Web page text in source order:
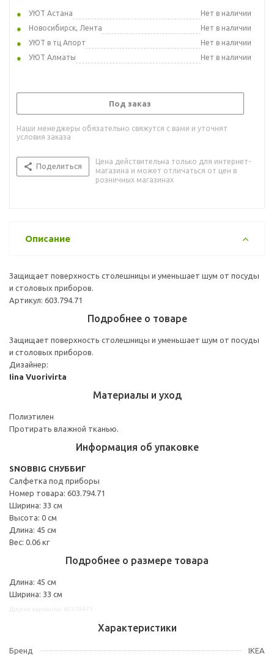
УЮТ Астана
Нет в наличии
Новосибирск, Лента
Нет в наличии
УЮТ в тц Апорт
Нет в наличии
УЮТ Алматы
Нет в наличии
Под заказ
Наши менеджеры обязательно свяжутся с вами и уточнят
условия заказа
Поделиться
Цена действительна только для интернет-
магазина и может отличаться от цен в
розничных магазинах
Описание
Защищает поверхность столешницы и уменьшает шум от посуды
и столовых приборов.
Артикул: 603.794.71
Подробнее о товаре
Защищает поверхность столешницы и уменьшает шум от посуды
и столовых приборов.
Дизайнер:
Iina Vuorivirta
Материалы и уход
Полиэтилен
Протирать влажной тканью.
Информация об упаковке
SNOBBIG СНУББИГ
Салфетка под приборы
Номер товара: 603.794.71
Ширина: 33 см
Высота: 0 см
Длина: 45 см
Вес: 0.06 кг
Подробнее о размере товара
Длина: 45 см
Ширина: 33 см
Характеристики
Бренд IKEA